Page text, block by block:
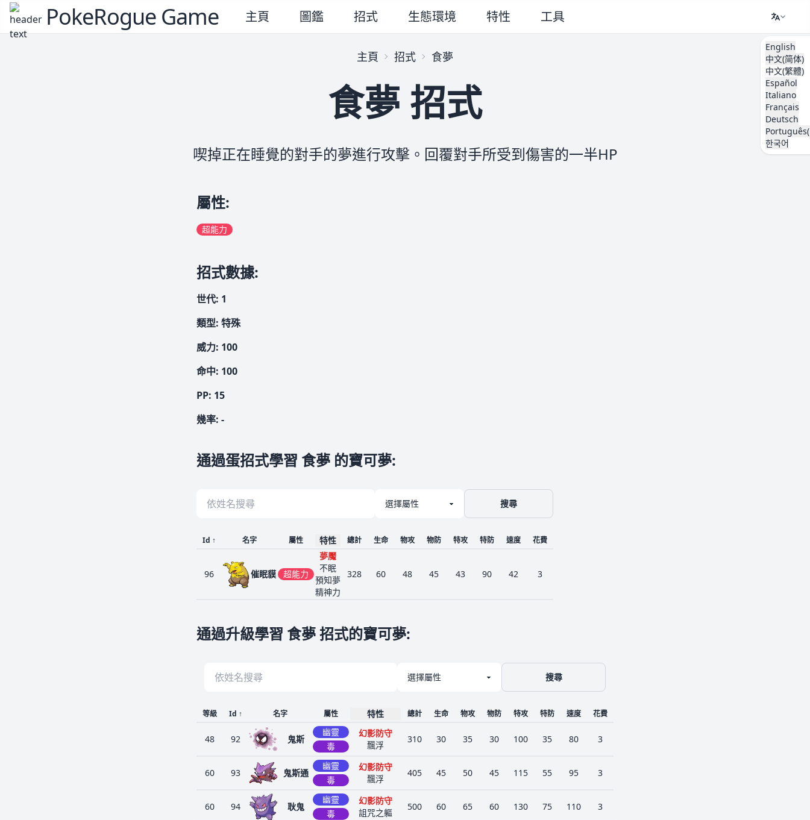
PokeRogue Game 主頁 圖鑑 招式 生態環境 特性 工具
English
中文(简体)
中文(繁體)
Español
Italiano
Français
Deutsch
한국어
主頁 招式 食夢
食夢 招式
喫掉正在睡覺的對手的夢進行攻擊。回覆對手所受到傷害的一半HP
屬性:
超能力
招式數據:
世代: 1
類型: 特殊
威力: 100
命中: 100
PP: 15
幾率: -
通過蛋招式學習 食夢 的寶可夢:
搜尋
Id ↑ 名字 屬性 特性 總計 生命 物攻 物防 特攻 特防 速度 花費
96 催眠貘 超能力
夢魘
不眠
預知夢
精神力
328 60 48 45 43 90 42 3
通過升級學習 食夢 招式的寶可夢:
搜尋
等級 Id ↑ 名字 屬性 特性 總計 生命 物攻 物防 特攻 特防 速度 花費
48 92 鬼斯
幽靈
毒
幻影防守
飄浮
310 30 35 30 100 35 80 3
60 93 鬼斯通
幽靈
毒
幻影防守
飄浮
405 45 50 45 115 55 95 3
60 94 耿鬼
幽靈
毒
幻影防守
詛咒之軀
500 60 65 60 130 75 110 3